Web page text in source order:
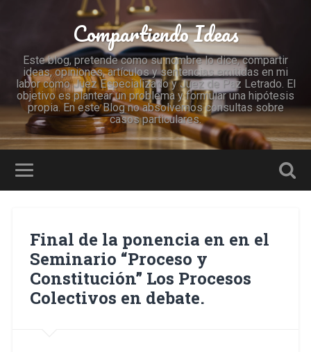
Compartiendo Ideas
Este blog, pretende como su nombre lo dice, compartir
ideas, opiniones, artículos y sentencias emitidas en mi
labor como Juez Especializado y Juez de Paz Letrado. El
objetivo es plantear un problema y formular una hipótesis
propia. En este Blog no absolvemos consultas sobre
casos particulares.
Final de la ponencia en en el
Seminario “Proceso y
Constitución” Los Procesos
Colectivos en debate.